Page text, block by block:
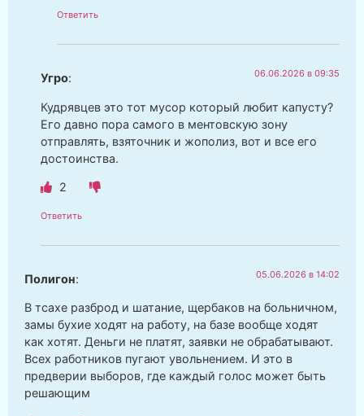
Ответить
Угро: 06.06.2026 в 09:35
Кудрявцев это тот мусор который любит капусту?
Его давно пора самого в ментовскую зону
отправлять, взяточник и жополиз, вот и все его
достоинства.
2
Ответить
Полигон: 05.06.2026 в 14:02
В тсахе разброд и шатание, щербаков на больничном,
замы бухие ходят на работу, на базе вообще ходят
как хотят. Деньги не платят, заявки не обрабатывают.
Всех работников пугают увольнением. И это в
предверии выборов, где каждый голос может быть
решающим